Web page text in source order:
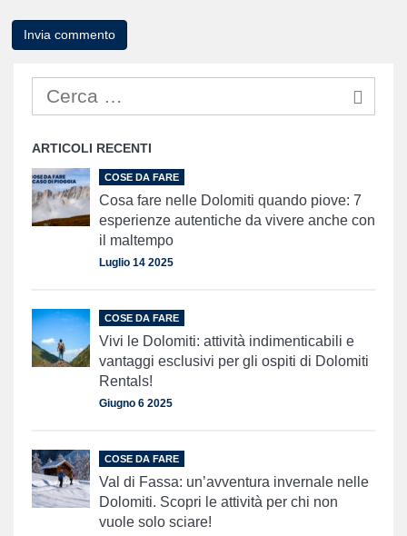
ARTICOLI RECENTI
COSE DA FARE
Cosa fare nelle Dolomiti quando piove: 7
esperienze autentiche da vivere anche con
il maltempo
Luglio 14 2025
COSE DA FARE
Vivi le Dolomiti: attività indimenticabili e
vantaggi esclusivi per gli ospiti di Dolomiti
Rentals!
Giugno 6 2025
COSE DA FARE
Val di Fassa: un’avventura invernale nelle
Dolomiti. Scopri le attività per chi non
vuole solo sciare!